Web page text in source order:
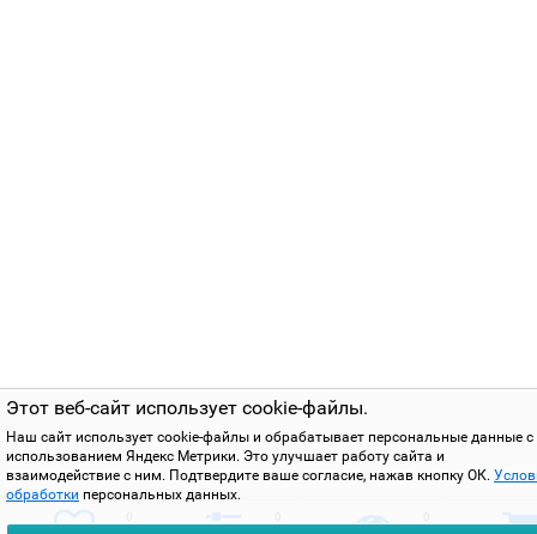
Этот веб-сайт использует cookie-файлы.
Наш сайт использует cookie-файлы и обрабатывает персональные данные с
использованием Яндекс Метрики. Это улучшает работу сайта и
взаимодействие с ним. Подтвердите ваше согласие, нажав кнопку ОК.
обработки персональных данных.